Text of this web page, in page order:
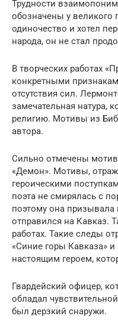
Трудности
обозначены у великого
одиночество и хотел
народа, он не стал
В творческих работах
конкретными
отсутствия сил.
замечательная натура,
религию. Мотивы из
автора.
Сильно отмечены
«Демон». Мотивы,
героическими
поэта не смирялась с
поэтому она призывала
отправился на Кавказ.
работах. Такие следы
«Синие горы Кавказа»
настоящим героем,
Гвардейский офицер,
обладал
был дерзкий снаружи.